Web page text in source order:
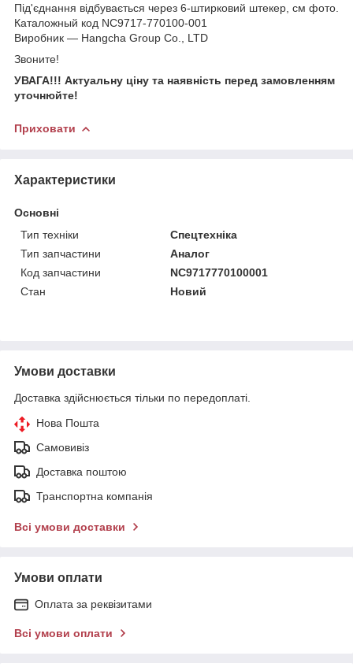
Під'єднання відбувається через 6-штирковий штекер, см фото.
Каталожный код NC9717-770100-001
Виробник — Hangcha Group Co., LTD
Звоните!
УВАГА!!! Актуальну ціну та наявність перед замовленням
уточнюйте!
Приховати
Характеристики
Основні
Тип техніки
Спецтехніка
Тип запчастини
Аналог
Код запчастини
NC9717770100001
Стан
Новий
Умови доставки
Доставка здійснюється тільки по передоплаті.
Нова Пошта
Самовивіз
Доставка поштою
Транспортна компанія
Всі умови доставки
Умови оплати
Оплата за реквізитами
Всі умови оплати